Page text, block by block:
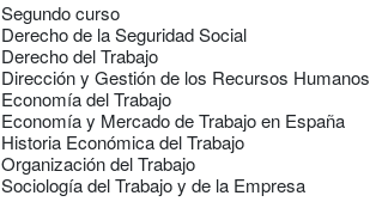
Segundo curso
Derecho de la Seguridad Social
Derecho del Trabajo
Dirección y Gestión de los Recursos Humanos
Economía del Trabajo
Economía y Mercado de Trabajo en España
Historia Económica del Trabajo
Organización del Trabajo
Sociología del Trabajo y de la Empresa